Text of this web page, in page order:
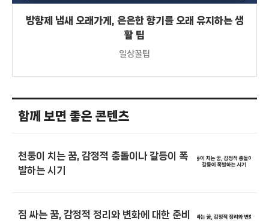
방향제 냄새 오래가게, 은은한 향기를 오래 유지하는 생
활 팁
일상꿀팁
함께 보면 좋은 콘텐츠
천둥이 치는 꿈, 감정적 충돌이나 갈등이 폭
발하는 시기
짐 싸는 꿈, 감정적 정리와 변화에 대한 준비